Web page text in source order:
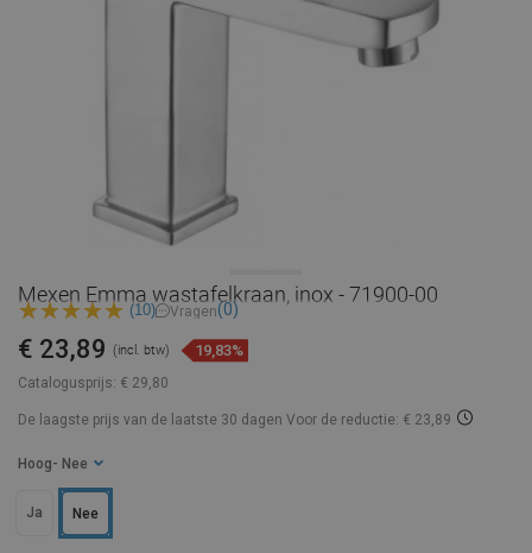
Mexen Emma wastafelkraan, inox - 71900-00
(10) Vragen(0)
Catalogusprijs: € 29,80
€ 23,89 (incl. btw) 19,83%
De laagste prijs van de laatste 30 dagen Voor de reductie: € 23,89
Hoog - Nee
Ja Nee